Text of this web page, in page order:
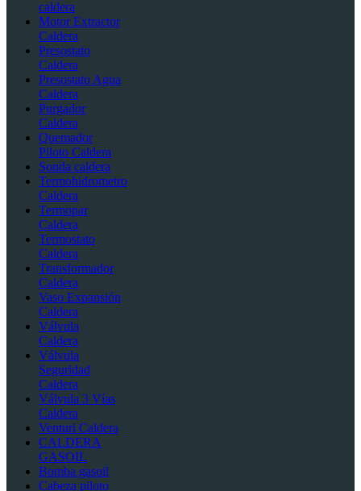
caldera
Motor Extractor
Caldera
Presostato
Caldera
Presostato Agua
Caldera
Purgador
Caldera
Quemador
Piloto Caldera
Sonda caldera
Termohidrometro
Caldera
Termopar
Caldera
Termostato
Caldera
Transformador
Caldera
Vaso Expansión
Caldera
Válvula
Caldera
Válvula
Seguridad
Caldera
Válvula 3 Vías
Caldera
Venturi Caldera
CALDERA
GASOIL
Bomba gasoil
Cabeza piloto